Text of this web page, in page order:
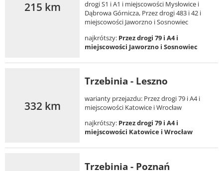
215 km
drogi S1 i A1 i miejscowości Mysłowice i
Dąbrowa Górnicza, Przez drogi 483 i 42 i
miejscowości Jaworzno i Sosnowiec
najkrótszy: Przez drogi 79 i A4 i
miejscowości Jaworzno i Sosnowiec
332 km
Trzebinia - Leszno
warianty przejazdu: Przez drogi 79 i A4 i
miejscowości Katowice i Wrocław
najkrótszy: Przez drogi 79 i A4 i
miejscowości Katowice i Wrocław
Trzebinia - Poznań